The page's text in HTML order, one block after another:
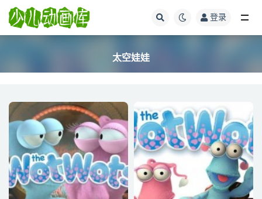
登录
太空娃娃